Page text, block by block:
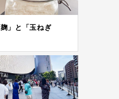
」と「玉ねぎ